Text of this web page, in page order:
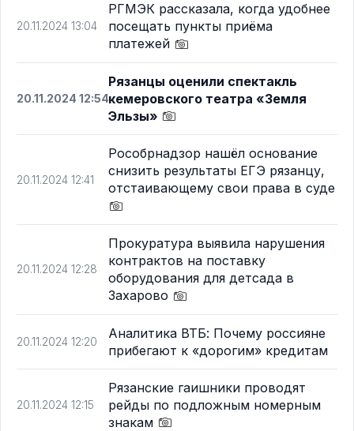
20.11.2024 13:04
РГМЭК рассказала, когда удобнее
посещать пункты приёма
платежей
20.11.2024 12:54
Рязанцы оценили спектакль
кемеровского театра «Земля
Эльзы»
20.11.2024 12:41
Рособрнадзор нашёл основание
снизить результаты ЕГЭ рязанцу,
отстаивающему свои права в суде
20.11.2024 12:28
Прокуратура выявила нарушения
контрактов на поставку
оборудования для детсада в
Захарово
20.11.2024 12:20
Аналитика ВТБ: Почему россияне
прибегают к «дорогим» кредитам
20.11.2024 12:15
Рязанские гаишники проводят
рейды по подложным номерным
знакам